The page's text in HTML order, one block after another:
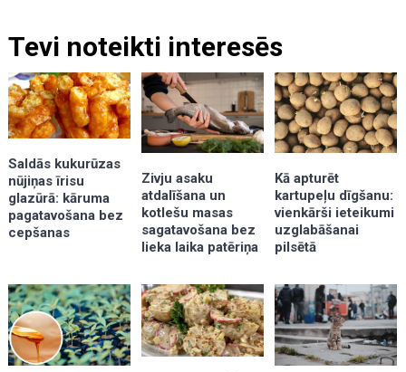
Tevi noteikti interesēs
Saldās kukurūzas
nūjiņas īrisu
glazūrā: kāruma
pagatavošana bez
cepšanas
Zivju asaku
atdalīšana un
kotlešu masas
sagatavošana bez
lieka laika patēriņa
Kā apturēt
kartupeļu dīgšanu:
vienkārši ieteikumi
uzglabāšanai
pilsētā